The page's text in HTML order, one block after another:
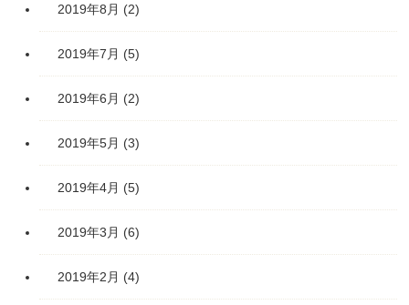
2019年8月 (2)
2019年7月 (5)
2019年6月 (2)
2019年5月 (3)
2019年4月 (5)
2019年3月 (6)
2019年2月 (4)